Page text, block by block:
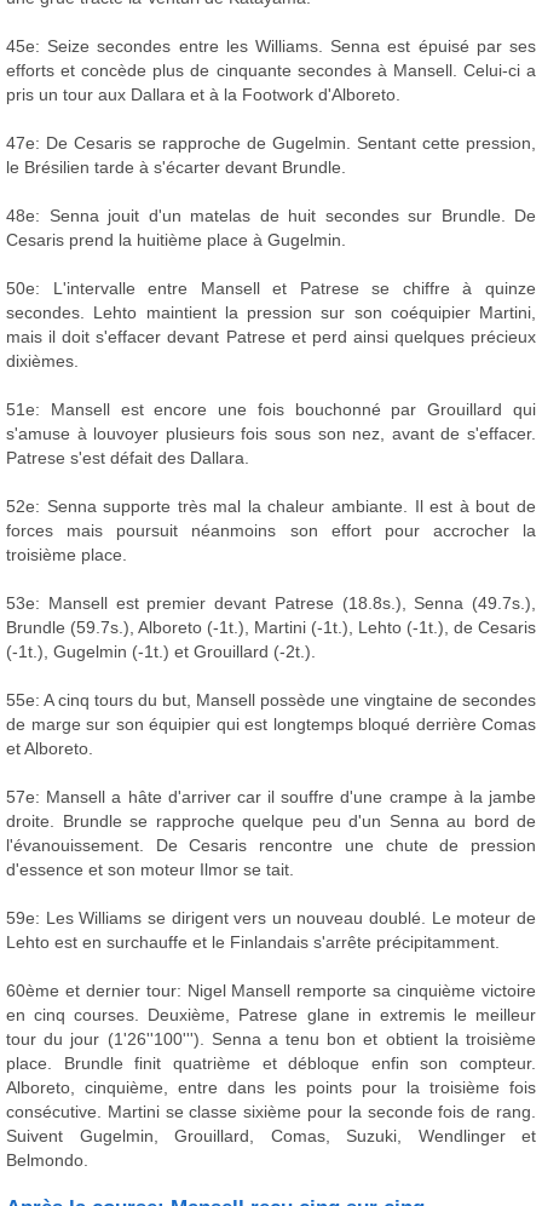
45e: Seize secondes entre les Williams. Senna est épuisé par ses
efforts et concède plus de cinquante secondes à Mansell. Celui-ci a
pris un tour aux Dallara et à la Footwork d'Alboreto.
47e: De Cesaris se rapproche de Gugelmin. Sentant cette pression,
le Brésilien tarde à s'écarter devant Brundle.
48e: Senna jouit d'un matelas de huit secondes sur Brundle. De
Cesaris prend la huitième place à Gugelmin.
50e: L'intervalle entre Mansell et Patrese se chiffre à quinze
secondes. Lehto maintient la pression sur son coéquipier Martini,
mais il doit s'effacer devant Patrese et perd ainsi quelques précieux
dixièmes.
51e: Mansell est encore une fois bouchonné par Grouillard qui
s'amuse à louvoyer plusieurs fois sous son nez, avant de s'effacer.
Patrese s'est défait des Dallara.
52e: Senna supporte très mal la chaleur ambiante. Il est à bout de
forces mais poursuit néanmoins son effort pour accrocher la
troisième place.
53e: Mansell est premier devant Patrese (18.8s.), Senna (49.7s.),
Brundle (59.7s.), Alboreto (-1t.), Martini (-1t.), Lehto (-1t.), de Cesaris
(-1t.), Gugelmin (-1t.) et Grouillard (-2t.).
55e: A cinq tours du but, Mansell possède une vingtaine de secondes
de marge sur son équipier qui est longtemps bloqué derrière Comas
et Alboreto.
57e: Mansell a hâte d'arriver car il souffre d'une crampe à la jambe
droite. Brundle se rapproche quelque peu d'un Senna au bord de
l'évanouissement. De Cesaris rencontre une chute de pression
d'essence et son moteur Ilmor se tait.
59e: Les Williams se dirigent vers un nouveau doublé. Le moteur de
Lehto est en surchauffe et le Finlandais s'arrête précipitamment.
60ème et dernier tour: Nigel Mansell remporte sa cinquième victoire
en cinq courses. Deuxième, Patrese glane in extremis le meilleur
tour du jour (1'26''100'''). Senna a tenu bon et obtient la troisième
place. Brundle finit quatrième et débloque enfin son compteur.
Alboreto, cinquième, entre dans les points pour la troisième fois
consécutive. Martini se classe sixième pour la seconde fois de rang.
Suivent Gugelmin, Grouillard, Comas, Suzuki, Wendlinger et
Belmondo.